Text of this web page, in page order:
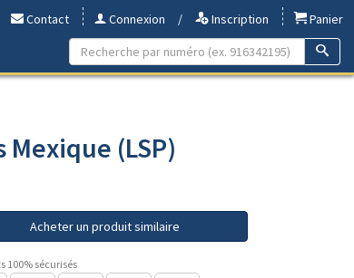
Contact Connexion / Inscription
Panier
(LSP)
Acheter un produit similaire
100% sécurisés